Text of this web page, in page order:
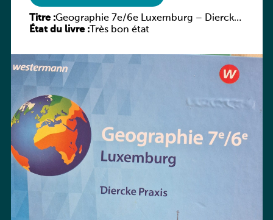
Titre :Geographie 7e/6e Luxemburg – Diercke
Praxis
État du livre :Très bon état